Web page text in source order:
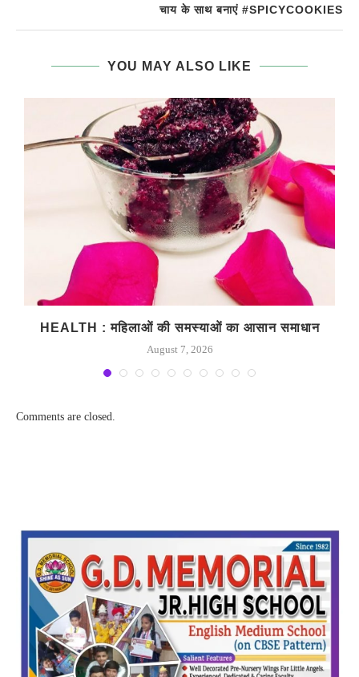
चाय के साथ बनाएं #SPICYCOOKIES
YOU MAY ALSO LIKE
HEALTH : महिलाओं की समस्‍याओं का आसान समाधान
August 7, 2026
Comments are closed.